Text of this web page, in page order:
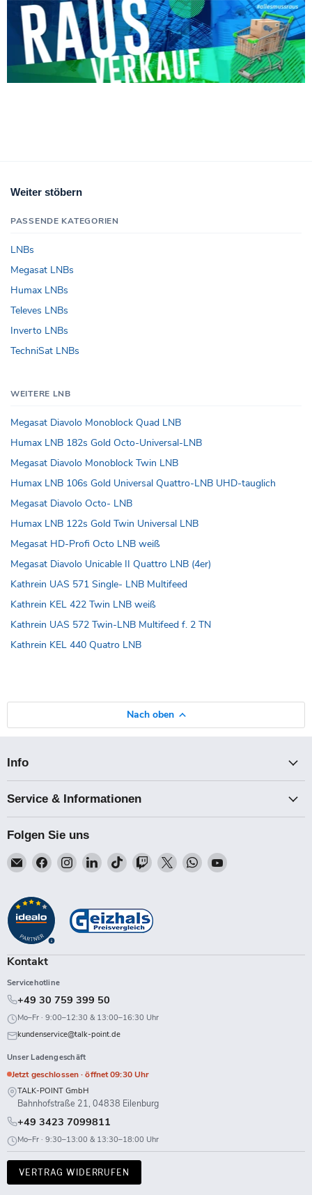
Weiter stöbern
PASSENDE KATEGORIEN
LNBs
Megasat LNBs
Humax LNBs
Televes LNBs
Inverto LNBs
TechniSat LNBs
WEITERE LNB
Megasat Diavolo Monoblock Quad LNB
Humax LNB 182s Gold Octo-Universal-LNB
Megasat Diavolo Monoblock Twin LNB
Humax LNB 106s Gold Universal Quattro-LNB UHD-tauglich
Megasat Diavolo Octo- LNB
Humax LNB 122s Gold Twin Universal LNB
Megasat HD-Profi Octo LNB weiß
Megasat Diavolo Unicable II Quattro LNB (4er)
Kathrein UAS 571 Single- LNB Multifeed
Kathrein KEL 422 Twin LNB weiß
Kathrein UAS 572 Twin-LNB Multifeed f. 2 TN
Kathrein KEL 440 Quatro LNB
Nach oben
Info
Service & Informationen
Folgen Sie uns
Email
Talk-
Finden
Sie
auf
Facebook
Finden
Sie
auf
Instagram
Finden
Sie
auf
LinkedIn
Finden
Sie
auf
TikTok
Finden
Sie
Twitch
Finden
Sie
Finden
Sie
Finden
Kontakt
Servicehotline
+49 30 759 399 50
Mo–Fr · 9:00–12:30 & 13:00–16:30 Uhr
kundenservice@talk-point.de
Unser Ladengeschäft
Jetzt geschlossen · öffnet 09:30 Uhr
TALK-POINT GmbH
Bahnhofstraße 21, 04838 Eilenburg
+49 3423 7099811
Mo–Fr · 9:30–13:00 & 13:30–18:00 Uhr
VERTRAG WIDERRUFEN